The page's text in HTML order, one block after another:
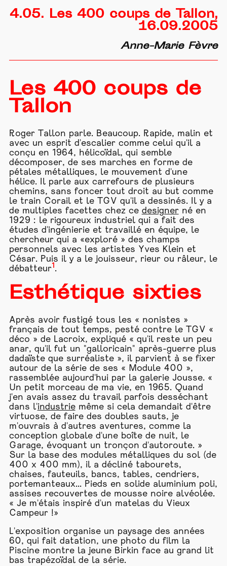
Les 400 coups de
Tallon
Roger Tallon parle. Beaucoup. Rapide, malin et
avec un esprit d'escalier comme celui qu'il a
conçu en 1964, hélicoïdal, qui semble
décomposer, de ses marches en forme de
pétales métalliques, le mouvement d'une
hélice. Il parle aux carrefours de plusieurs
chemins, sans foncer tout droit au but comme
le train Corail et le TGV qu'il a dessinés. Il y a
de multiples facettes chez ce designerné en
1929 : le rigoureux industriel qui a fait des
études d'ingénierie et travaillé en équipe, le
chercheur qui a «exploré » des champs
personnels avec les artistes Yves Klein et
César. Puis il y a le jouisseur, rieur ou râleur, le
débatteur1 .
Esthétique sixties
Après avoir fustigé tous les « nonistes »
français de tout temps, pesté contre le TGV «
déco » de Lacroix, expliqué « qu'il reste un peu
anar, qu'il fut un "galloricain" après-guerre plus
dadaïste que surréaliste », il parvient à se fixer
autour de la série de ses « Module 400 »,
rassemblée aujourd'hui par la galerie Jousse. «
Un petit morceau de ma vie, en 1965. Quand
j'en avais assez du travail parfois desséchant
dans l'industriemême si cela demandait d'être
virtuose, de faire des doubles sauts, je
m'ouvrais à d'autres aventures, comme la
conception globale d'une boîte de nuit, le
Garage, évoquant un tronçon d'autoroute. »
Sur la base des modules métalliques du sol (de
400 x 400 mm), il a décliné tabourets,
chaises, fauteuils, bancs, tables, cendriers,
portemanteaux... Pieds en solide aluminium poli,
assises recouvertes de mousse noire alvéolée.
« Je m'étais inspiré d'un matelas du Vieux
Campeur !»
L'exposition organise un paysage des années
60, qui fait datation, une photo du film la
Piscine montre la jeune Birkin face au grand lit
bas trapézoïdal de la série.
4.05. Les 400 coups de Tallon,
16.09.2005
Anne-Marie Fèvre